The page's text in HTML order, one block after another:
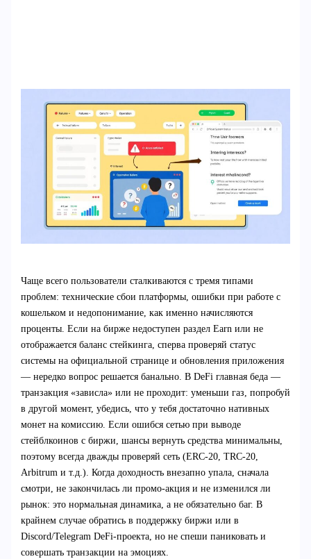
Чаще всего пользователи сталкиваются с тремя типами
проблем: технические сбои платформы, ошибки при работе с
кошельком и недопонимание, как именно начисляются
проценты. Если на бирже недоступен раздел Earn или не
отображается баланс стейкинга, сперва проверяй статус
системы на официальной странице и обновления приложения
— нередко вопрос решается банально. В DeFi главная беда —
транзакция «зависла» или не проходит: уменьши газ, попробуй
в другой момент, убедись, что у тебя достаточно нативных
монет на комиссию. Если ошибся сетью при выводе
стейблкоинов с биржи, шансы вернуть средства минимальны,
поэтому всегда дважды проверяй сеть (ERC‑20, TRC‑20,
Arbitrum и т.д.). Когда доходность внезапно упала, сначала
смотри, не закончилась ли промо‑акция и не изменился ли
рынок: это нормальная динамика, а не обязательно баг. В
крайнем случае обратись в поддержку биржи или в
Discord/Telegram DeFi‑проекта, но не спеши паниковать и
совершать транзакции на эмоциях.